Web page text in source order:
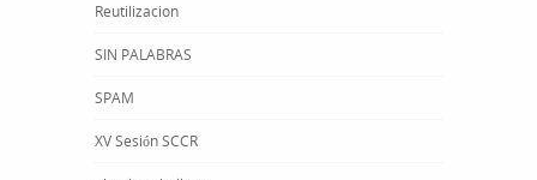
Reutilizacion
SIN PALABRAS
SPAM
XV Sesión SCCR